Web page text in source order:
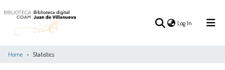
Log In (current)
Home Statistics